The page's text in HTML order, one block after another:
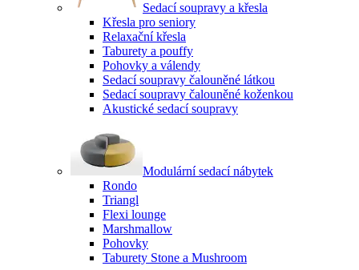
Sedací soupravy a křesla
Křesla pro seniory
Relaxační křesla
Taburety a pouffy
Pohovky a válendy
Sedací soupravy čalouněné látkou
Sedací soupravy čalouněné koženkou
Akustické sedací soupravy
Modulární sedací nábytek
Rondo
Triangl
Flexi lounge
Marshmallow
Pohovky
Taburety Stone a Mushroom